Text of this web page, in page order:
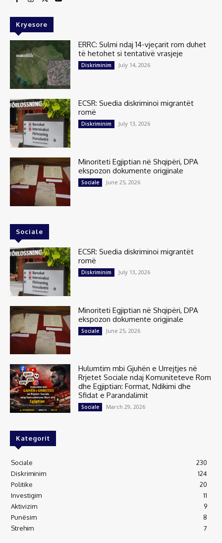
Kryesore
ERRC: Sulmi ndaj 14-vjeçarit rom duhet
të hetohet si tentativë vrasjeje
Diskriminim July 14, 2026
ECSR: Suedia diskriminoi migrantët
romë
Diskriminim July 13, 2026
Minoriteti Egjiptian në Shqipëri, DPA
ekspozon dokumente origjinale
Sociale June 25, 2026
Sociale
ECSR: Suedia diskriminoi migrantët
romë
Diskriminim July 13, 2026
Minoriteti Egjiptian në Shqipëri, DPA
ekspozon dokumente origjinale
Sociale June 25, 2026
Hulumtim mbi Gjuhën e Urrejtjes në
Rrjetet Sociale ndaj Komuniteteve Rom
dhe Egjiptian: Format, Ndikimi dhe
Sfidat e Parandalimit
Sociale March 29, 2026
Kategorit
Sociale
230
Diskriminim
124
Politike
20
Investigim
11
Aktivizim
9
Punësim
8
Strehim
7